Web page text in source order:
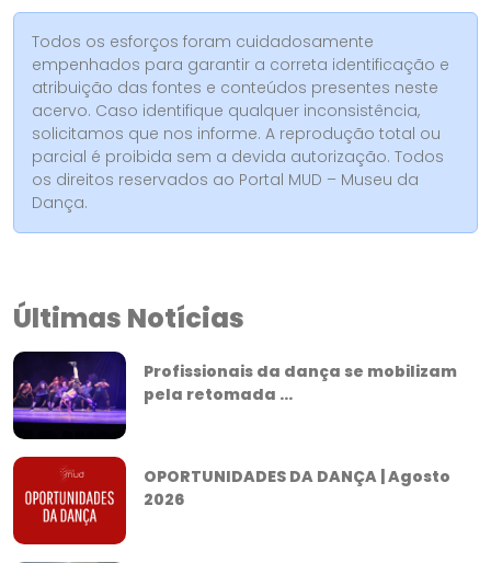
Todos os esforços foram cuidadosamente
empenhados para garantir a correta identificação e
atribuição das fontes e conteúdos presentes neste
acervo. Caso identifique qualquer inconsistência,
solicitamos que nos informe. A reprodução total ou
parcial é proibida sem a devida autorização. Todos
os direitos reservados ao Portal MUD – Museu da
Dança.
Últimas Notícias
Profissionais da dança se mobilizam
pela retomada ...
OPORTUNIDADES DA DANÇA | Agosto
2026